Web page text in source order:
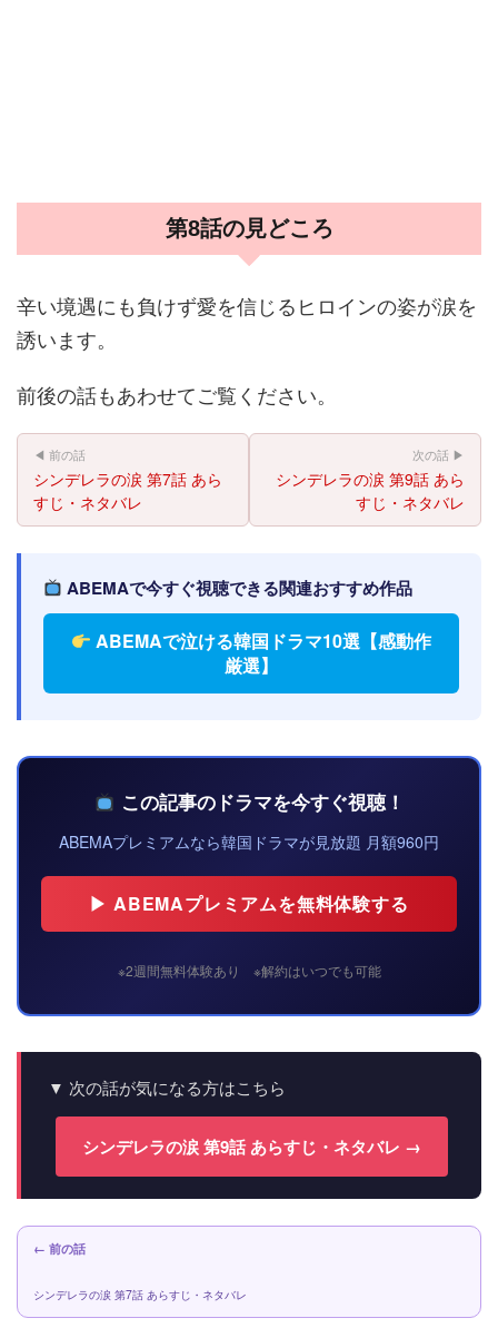
第8話の見どころ
辛い境遇にも負けず愛を信じるヒロインの姿が涙を
誘います。
前後の話もあわせてご覧ください。
◀ 前の話
シンデレラの涙 第7話 あら
すじ・ネタバレ
次の話 ▶
シンデレラの涙 第9話 あら
すじ・ネタバレ
ABEMAで今すぐ視聴できる関連おすすめ作品
ABEMAで泣ける韓国ドラマ10選【感動作
厳選】
この記事のドラマを今すぐ視聴！
ABEMAプレミアムなら韓国ドラマが見放題 月額960円
▶ ABEMAプレミアムを無料体験する
※2週間無料体験あり ※解約はいつでも可能
▼ 次の話が気になる方はこちら
シンデレラの涙 第9話 あらすじ・ネタバレ →
← 前の話
シンデレラの涙 第7話 あらすじ・ネタバレ